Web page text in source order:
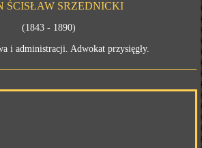
ŚCISŁAW SRZEDNICKI
(1843 - 1890)
i administracji. Adwokat przysięgły.